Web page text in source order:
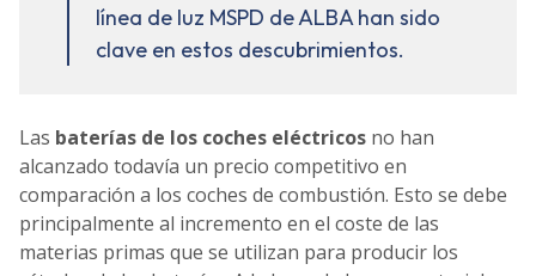
línea de luz MSPD de ALBA han sido
clave en estos descubrimientos.
Las baterías de los coches eléctricos no han
alcanzado todavía un precio competitivo en
comparación a los coches de combustión. Esto se debe
principalmente al incremento en el coste de las
materias primas que se utilizan para producir los